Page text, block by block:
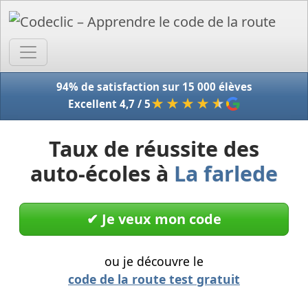
94% de satisfaction sur 15 000 élèves
Excellent 4,7 / 5★★★★ ★
Taux de réussite des
auto-écoles à La farlede
✔︎ Je veux mon code
ou je découvre le
code de la route test gratuit